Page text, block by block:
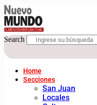
Search
Home
Secciones
San Juan
Locales